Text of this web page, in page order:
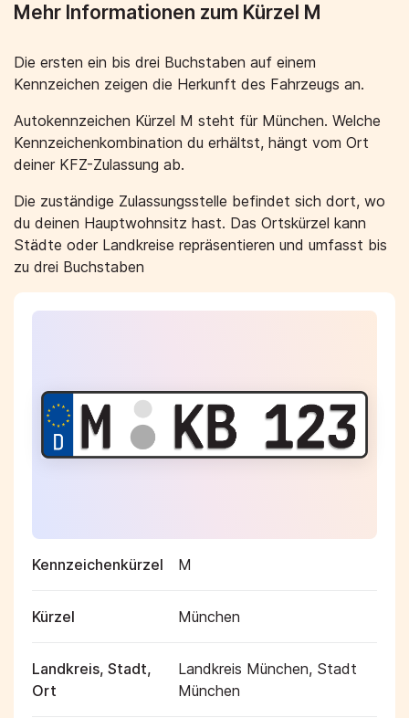
Mehr Informationen zum Kürzel M
Die ersten ein bis drei Buchstaben auf einem
Kennzeichen zeigen die Herkunft des Fahrzeugs an.
Autokennzeichen Kürzel M steht für München. Welche
Kennzeichenkombination du erhältst, hängt vom Ort
deiner KFZ-Zulassung ab.
Die zuständige Zulassungsstelle befindet sich dort, wo
du deinen Hauptwohnsitz hast. Das Ortskürzel kann
Städte oder Landkreise repräsentieren und umfasst bis
zu drei Buchstaben
Kennzeichenkürzel M
Kürzel München
Landkreis, Stadt,
Ort
Landkreis München, Stadt
München